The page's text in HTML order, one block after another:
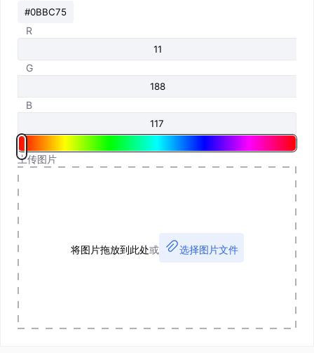
R
G
B
上传图片
将图片拖放到此处或 选择图片文件